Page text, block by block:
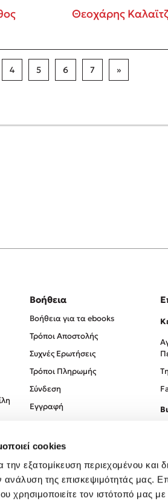
cookies
την εξατομίκευση περιεχομένου και
της επισκεψιμότητάς μας.
χρησιμοποιείτε τον ιστότοπό μας
Θεοχάρης
4 5 6 7 »
Βοήθεια
Βοήθεια για τα ebooks
Τρόποι Αποστολής
Συχνές Ερωτήσεις
Τρόποι Πληρωμής
Σύνδεση
Εγγραφή